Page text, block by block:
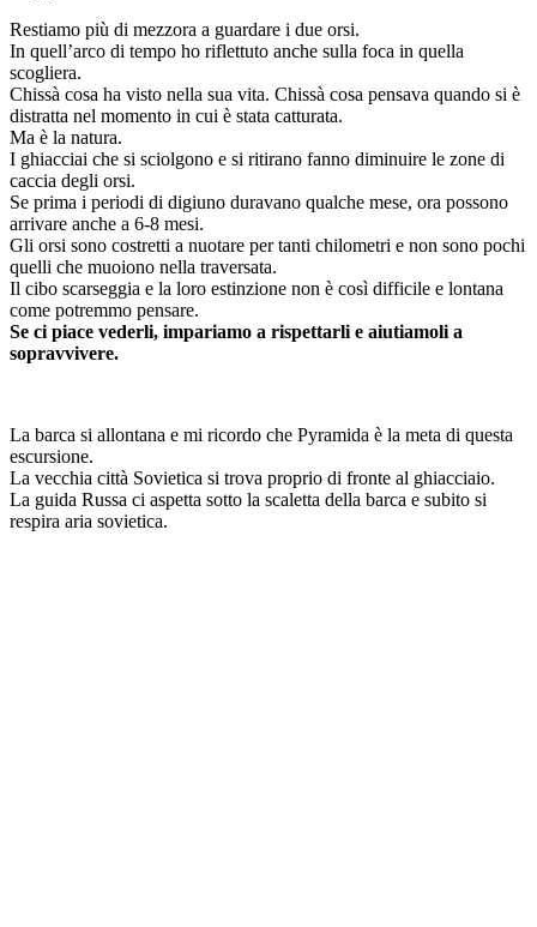
Restiamo più di mezzora a guardare i due orsi.
In quell’arco di tempo ho riflettuto anche sulla foca in quella
scogliera.
Chissà cosa ha visto nella sua vita. Chissà cosa pensava quando si è
distratta nel momento in cui è stata catturata.
Ma è la natura.
I ghiacciai che si sciolgono e si ritirano fanno diminuire le zone di
caccia degli orsi.
Se prima i periodi di digiuno duravano qualche mese, ora possono
arrivare anche a 6-8 mesi.
Gli orsi sono costretti a nuotare per tanti chilometri e non sono pochi
quelli che muoiono nella traversata.
Il cibo scarseggia e la loro estinzione non è così difficile e lontana
come potremmo pensare.
Se ci piace vederli, impariamo a rispettarli e aiutiamoli a
sopravvivere.
La barca si allontana e mi ricordo che Pyramida è la meta di questa
escursione.
La vecchia città Sovietica si trova proprio di fronte al ghiacciaio.
La guida Russa ci aspetta sotto la scaletta della barca e subito si
respira aria sovietica.